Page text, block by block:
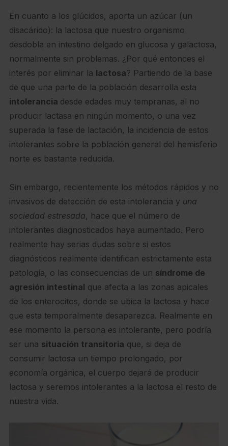
En cuanto a los glúcidos, aporta un azúcar (un
disacárido): la lactosa que nuestro organismo
desdobla en intestino delgado en glucosa y galactosa,
normalmente sin problemas. ¿Por qué entonces el
interés por eliminar la lactosa? Partiendo de la base
de que una parte de la población desarrolla esta
intolerancia desde edades muy tempranas, al no
producir lactasa en ningún momento, o una vez
superada la fase de lactación, la incidencia de estos
intolerantes sobre la población general del hemisferio
norte es bastante reducida.
Sin embargo, recientemente los métodos rápidos y no
invasivos de detección de esta intolerancia y una
sociedad estresada, hace que el número de
intolerantes diagnosticados haya aumentado. Pero
realmente hay serias dudas sobre si estos
diagnósticos realmente identifican estrictamente esta
patología, o las consecuencias de un síndrome de
agresión intestinal que afecta a las zonas apicales
de los enterocitos, donde se ubica la lactosa y hace
que esta temporalmente desaparezca. Realmente en
ese momento la persona es intolerante, pero podría
ser una situación transitoria que, si deja de
consumir lactosa un tiempo prolongado, por
economía orgánica, el cuerpo dejará de producir
lactosa y seremos intolerantes a la lactosa el resto de
nuestra vida.